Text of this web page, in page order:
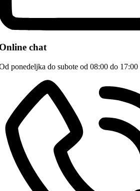
chat
ponedeljka do subote od 08:00 do 17:00